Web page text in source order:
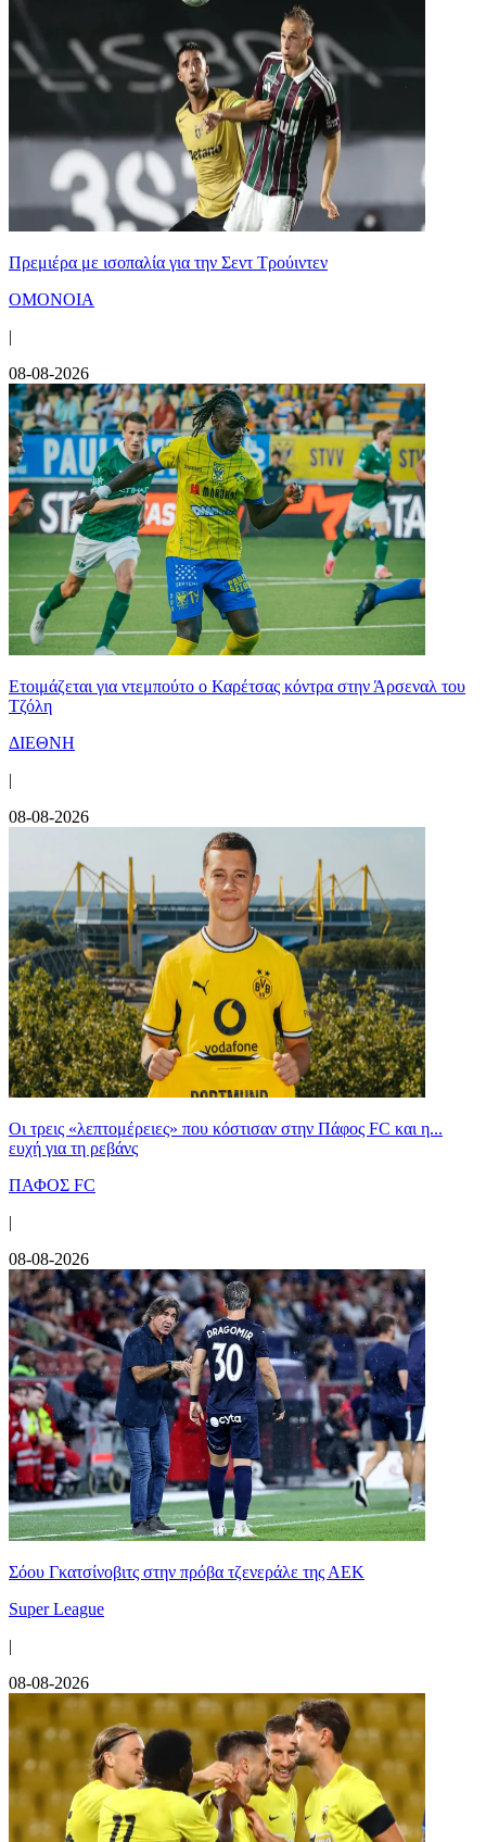
Πρεμιέρα με ισοπαλία για την Σεντ Τρούιντεν
ΟΜΟΝΟΙΑ
|
08-08-2026
Ετοιμάζεται για ντεμπούτο ο Καρέτσας κόντρα στην Άρσεναλ του
Τζόλη
ΔΙΕΘΝΗ
|
08-08-2026
Οι τρεις «λεπτομέρειες» που κόστισαν στην Πάφος FC και η...
ευχή για τη ρεβάνς
ΠΑΦΟΣ FC
|
08-08-2026
Σόου Γκατσίνοβιτς στην πρόβα τζενεράλε της ΑΕΚ
Super League
|
08-08-2026